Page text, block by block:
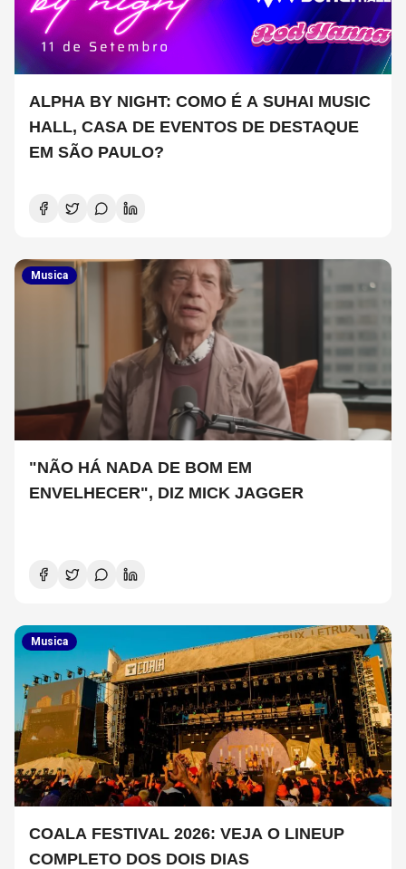
ALPHA BY NIGHT: COMO É A SUHAI MUSIC
HALL, CASA DE EVENTOS DE DESTAQUE
EM SÃO PAULO?
Musica
"NÃO HÁ NADA DE BOM EM
ENVELHECER", DIZ MICK JAGGER
Musica
COALA FESTIVAL 2026: VEJA O LINEUP
COMPLETO DOS DOIS DIAS